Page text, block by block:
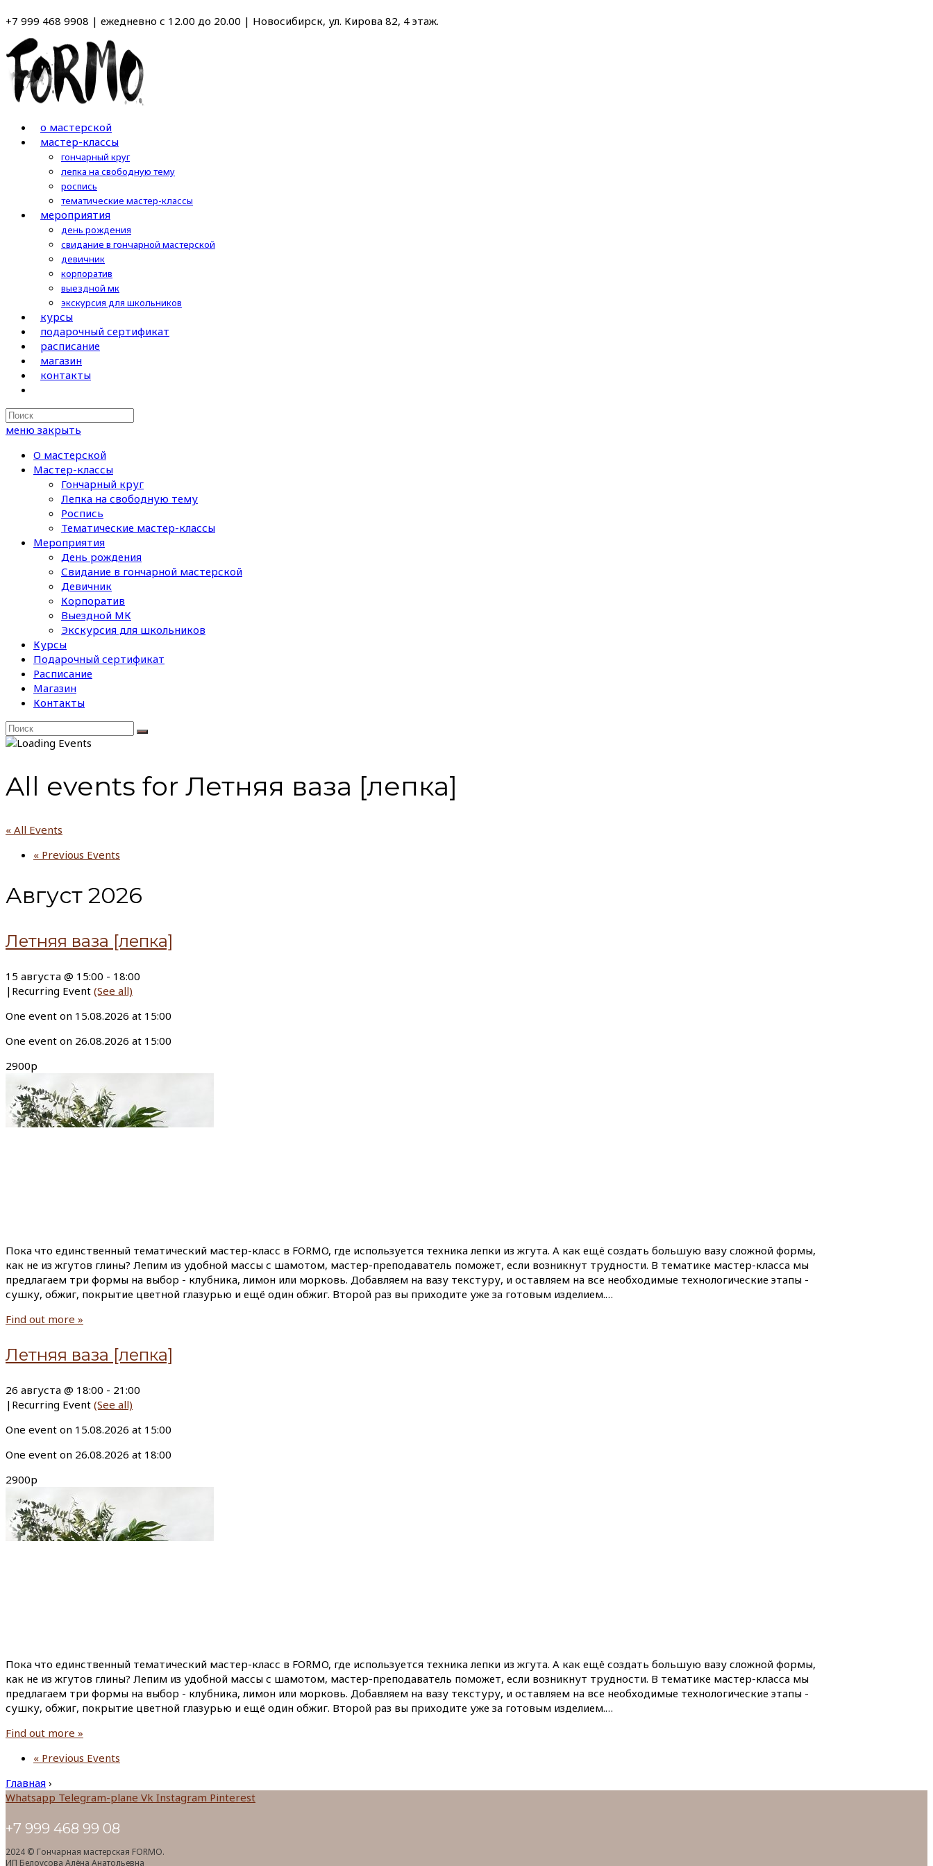
к
содержимому
+7 999 468 9908 | ежедневно с 12.00 до 20.00 | Новосибирск, ул. Кирова 82, 4 этаж.
о мастерской
мастер-классы
гончарный круг
лепка на свободную тему
роспись
тематические мастер-классы
мероприятия
день рождения
свидание в гончарной мастерской
девичник
корпоратив
выездной мк
экскурсия для школьников
курсы
подарочный сертификат
расписание
магазин
контакты
Search
this
меню закрыть
О мастерской
Мастер-классы
Гончарный круг
Лепка на свободную тему
Роспись
Тематические мастер-классы
Мероприятия
День рождения
Свидание в гончарной мастерской
Девичник
Корпоратив
Выездной МК
Экскурсия для школьников
Курсы
Подарочный сертификат
Расписание
Магазин
Контакты
All events for Летняя ваза [лепка]
« All Events
« Previous Events
Август 2026
Летняя ваза [лепка]
15 августа @ 15:00 - 18:00
| Recurring Event (See all)
One event on 15.08.2026 at 15:00
One event on 26.08.2026 at 15:00
2900р
Пока что единственный тематический мастер-класс в FORMO, где используется техника лепки из жгута. А как ещё создать большую вазу сложной формы,
как не из жгутов глины? Лепим из удобной массы с шамотом, мастер-преподаватель поможет, если возникнут трудности. В тематике мастер-класса мы
предлагаем три формы на выбор - клубника, лимон или морковь. Добавляем на вазу текстуру, и оставляем на все необходимые технологические этапы -
сушку, обжиг, покрытие цветной глазурью и ещё один обжиг. Второй раз вы приходите уже за готовым изделием.…
Find out more »
Летняя ваза [лепка]
26 августа @ 18:00 - 21:00
| Recurring Event (See all)
One event on 15.08.2026 at 15:00
One event on 26.08.2026 at 18:00
2900р
Пока что единственный тематический мастер-класс в FORMO, где используется техника лепки из жгута. А как ещё создать большую вазу сложной формы,
как не из жгутов глины? Лепим из удобной массы с шамотом, мастер-преподаватель поможет, если возникнут трудности. В тематике мастер-класса мы
предлагаем три формы на выбор - клубника, лимон или морковь. Добавляем на вазу текстуру, и оставляем на все необходимые технологические этапы -
сушку, обжиг, покрытие цветной глазурью и ещё один обжиг. Второй раз вы приходите уже за готовым изделием.…
Find out more »
« Previous Events
Главная ›
Whatsapp Telegram-plane Vk Instagram Pinterest
+7 999 468 99 08
2024 © Гончарная мастерская FORMO.
ИП Белоусова Алёна Анатольевна